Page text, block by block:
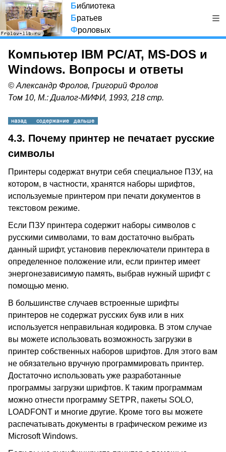
Библиотека
Братьев
Фроловых
Компьютер IBM PC/AT, MS-DOS и
Windows. Вопросы и ответы
© Александр Фролов, Григорий Фролов
Том 10, М.: Диалог-МИФИ, 1993, 218 стр.
4.3. Почему принтер не печатает русские
символы
Принтеры содержат внутри себя специальное ПЗУ, на
котором, в частности, хранятся наборы шрифтов,
используемые принтером при печати документов в
текстовом режиме.
Если ПЗУ принтера содержит наборы символов с
русскими символами, то вам достаточно выбрать
данный шрифт, установив переключатели принтера в
определенное положение или, если принтер имеет
энергонезависимую память, выбрав нужный шрифт с
помощью меню.
В большинстве случаев встроенные шрифты
принтеров не содержат русских букв или в них
используется неправильная кодировка. В этом случае
вы можете использовать возможность загрузки в
принтер собственных наборов шрифтов. Для этого вам
не обязательно вручную программировать принтер.
Достаточно использовать уже разработанные
программы загрузки шрифтов. К таким программам
можно отнести программу SETPR, пакеты SOLO,
LOADFONT и многие другие. Кроме того вы можете
распечатывать документы в графическом режиме из
Microsoft Windows.